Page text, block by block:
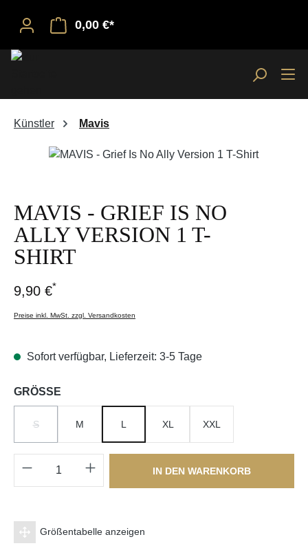
0,00 €*
Künstler Mavis
Bildergalerie überspringen
MAVIS - GRIEF IS NO
ALLY VERSION 1 T-
SHIRT
9,90 €*
Preise inkl. MwSt. zzgl. Versandkosten
Sofort verfügbar, Lieferzeit: 3-5 Tage
GRÖSSE
S M L XL XXL
Produkt Anzahl: Gib den gewünschten
IN DEN WARENKORB
Größentabelle anzeigen